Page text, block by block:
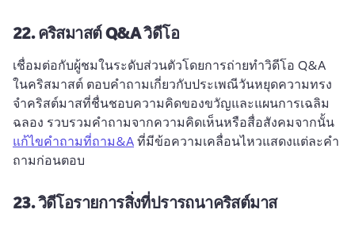
22.คริสมาสต์ Q&A วิดีโอ
เชื่อมต่อกับผู้ชมในระดับส่วนตัวโดยการถ่ายทําวิดีโอ Q&A
ในคริสมาสต์ ตอบคําถามเกี่ยวกับประเพณีวันหยุดความทรง
จําคริสต์มาสที่ชื่นชอบความคิดของขวัญและแผนการเฉลิม
ฉลอง รวบรวมคําถามจากความคิดเห็นหรือสื่อสังคมจากนั้น
แก้ไขคําถามที่ถาม&A ที่มีข้อความเคลื่อนไหวแสดงแต่ละคํา
ถามก่อนตอบ
23.วิดีโอรายการสิ่งที่ปรารถนาคริสต์มาส